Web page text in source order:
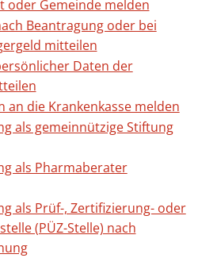
oder Gemeinde melden
Beantragung oder bei
mitteilen
Daten der
an die Krankenkasse melden
als gemeinnützige Stiftung
als Pharmaberater
als Prüf-, Zertifizierung- oder
(PÜZ-Stelle) nach